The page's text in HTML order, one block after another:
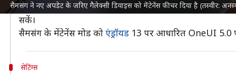
सैमसंग ने नए अपडेट के जरिए गैलेक्सी डिवाइस को मेंटेनेंस फीचर दिया है (तस्वीर:
सैमसंग ने मेंटेनेंस मोड इसलिए पेश किया है, जिससे कि यूजर्स
सकें।
सैमसंग के मेंटेनेंस मोड को एंड्रॉयड 13 पर आधारित OneUI 5.0
सेटिंग्स